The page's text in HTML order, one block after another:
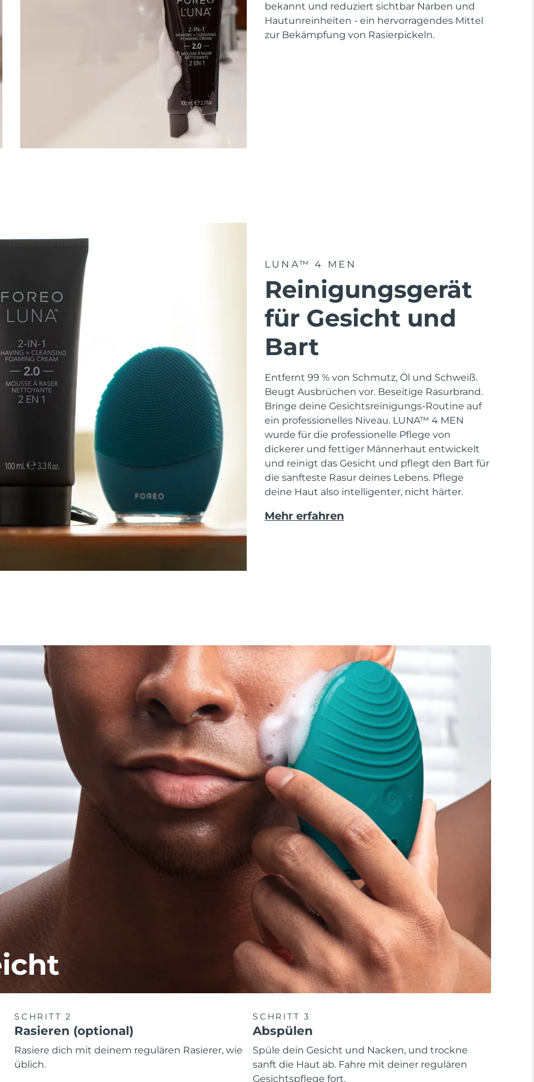
bekannt und reduziert sichtbar Narben und
Hautunreinheiten - ein hervorragendes Mittel
zur Bekämpfung von Rasierpickeln.
LUNA™ 4 MEN
Reinigungsgerät
für Gesicht und
Bart
Entfernt 99 % von Schmutz, Öl und Schweiß.
Beugt Ausbrüchen vor. Beseitige Rasurbrand.
Bringe deine Gesichtsreinigungs-Routine auf
ein professionelles Niveau. LUNA™ 4 MEN
wurde für die professionelle Pflege von
dickerer und fettiger Männerhaut entwickelt
und reinigt das Gesicht und pflegt den Bart für
die sanfteste Rasur deines Lebens. Pflege
deine Haut also intelligenter, nicht härter.
Mehr erfahren
SCHRITT 2
Rasieren (optional)
Rasiere dich mit deinem regulären Rasierer, wie
üblich.
SCHRITT 3
Abspülen
Spüle dein Gesicht und Nacken, und trockne
sanft die Haut ab. Fahre mit deiner regulären
Gesichtspflege fort.